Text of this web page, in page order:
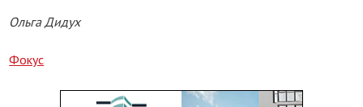
Ольга Дидух
Фокус